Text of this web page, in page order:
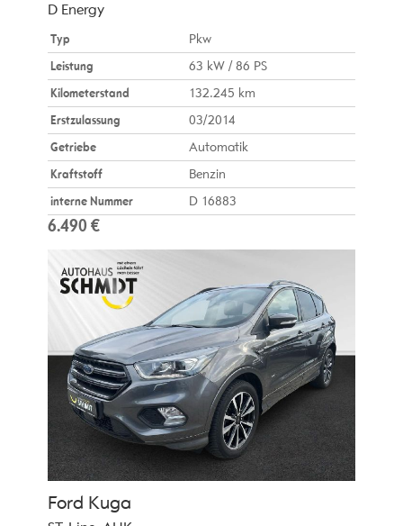
D Energy
Typ
Pkw
Leistung
63 kW / 86 PS
Kilometerstand
132.245 km
Erstzulassung
03/2014
Getriebe
Automatik
Kraftstoff
Benzin
interne Nummer
D 16883
6.490 €
Ford Kuga